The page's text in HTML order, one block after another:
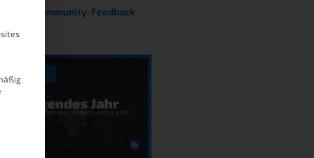
im Community-Feedback